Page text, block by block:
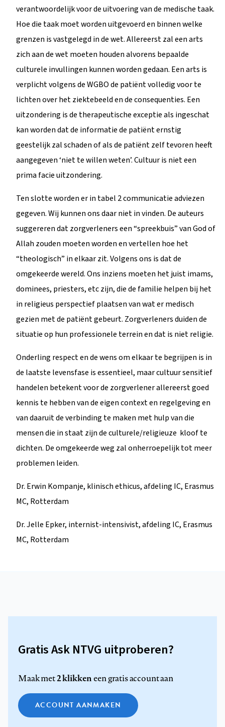
verantwoordelijk voor de uitvoering van de medische taak.
Hoe die taak moet worden uitgevoerd en binnen welke
grenzen is vastgelegd in de wet. Allereerst zal een arts
zich aan de wet moeten houden alvorens bepaalde
culturele invullingen kunnen worden gedaan. Een arts is
verplicht volgens de WGBO de patiënt volledig voor te
lichten over het ziektebeeld en de consequenties. Een
uitzondering is de therapeutische exceptie als ingeschat
kan worden dat de informatie de patiënt ernstig
geestelijk zal schaden of als de patiënt zelf tevoren heeft
aangegeven ‘niet te willen weten’. Cultuur is niet een
prima facie uitzondering.
Ten slotte worden er in tabel 2 communicatie adviezen
gegeven. Wij kunnen ons daar niet in vinden. De auteurs
suggereren dat zorgverleners een “spreekbuis” van God of
Allah zouden moeten worden en vertellen hoe het
“theologisch” in elkaar zit. Volgens ons is dat de
omgekeerde wereld. Ons inziens moeten het juist imams,
dominees, priesters, etc zijn, die de familie helpen bij het
in religieus perspectief plaatsen van wat er medisch
gezien met de patiënt gebeurt. Zorgverleners duiden de
situatie op hun professionele terrein en dat is niet religie.
Onderling respect en de wens om elkaar te begrijpen is in
de laatste levensfase is essentieel, maar cultuur sensitief
handelen betekent voor de zorgverlener allereerst goed
kennis te hebben van de eigen context en regelgeving en
van daaruit de verbinding te maken met hulp van die
mensen die in staat zijn de culturele/religieuze kloof te
dichten. De omgekeerde weg zal onherroepelijk tot meer
problemen leiden.
Dr. Erwin Kompanje, klinisch ethicus, afdeling IC, Erasmus
MC, Rotterdam
Dr. Jelle Epker, internist-intensivist, afdeling IC, Erasmus
MC, Rotterdam
Gratis Ask NTVG uitproberen?
Maak met2 klikkeneen gratis account aan
ACCOUNT AANMAKEN